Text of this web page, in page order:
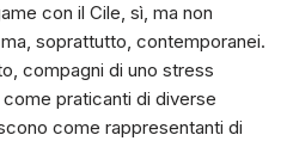
con il Cile, sì, ma non
soprattutto, contemporanei.
compagni di uno stress
praticanti di diverse
come rappresentanti di